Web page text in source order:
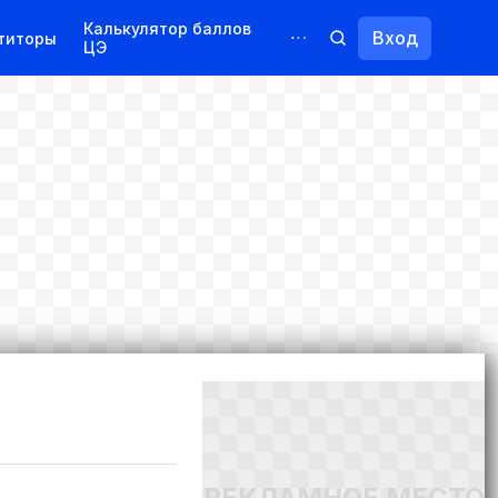
Калькулятор баллов
ЦЭ
Вход